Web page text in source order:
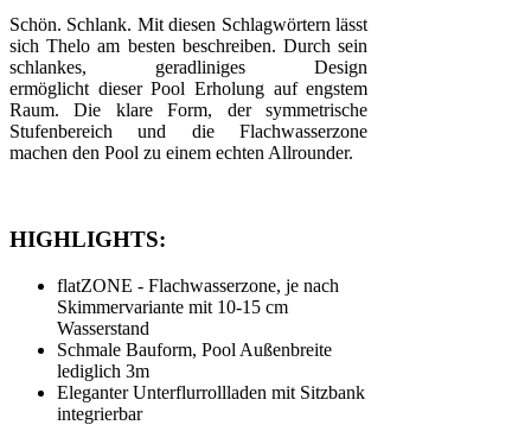
Schön. Schlank. Mit diesen Schlagwörtern lässt
sich Thelo am besten beschreiben. Durch sein
schlankes, geradliniges Design
ermöglicht dieser Pool Erholung auf engstem
Raum. Die klare Form, der symmetrische
Stufenbereich und die Flachwasserzone
machen den Pool zu einem echten Allrounder.
HIGHLIGHTS:
flatZONE - Flachwasserzone, je nach
Skimmervariante mit 10-15 cm
Wasserstand
Schmale Bauform, Pool Außenbreite
lediglich 3m
Eleganter Unterflurrollladen mit Sitzbank
integrierbar